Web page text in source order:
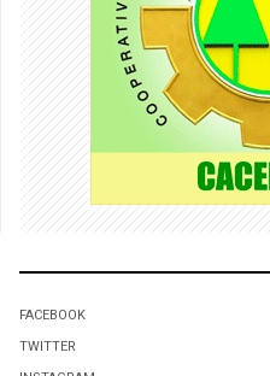
FACEBOOK
TWITTER